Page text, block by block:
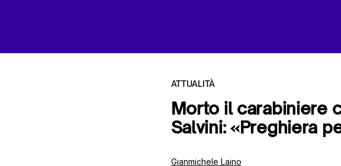
ATTUALITÀ
Morto il carabiniere
Salvini: «Preghiera
Gianmichele Laino